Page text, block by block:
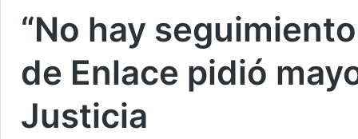
“No hay
de Enlace pidió
Justicia